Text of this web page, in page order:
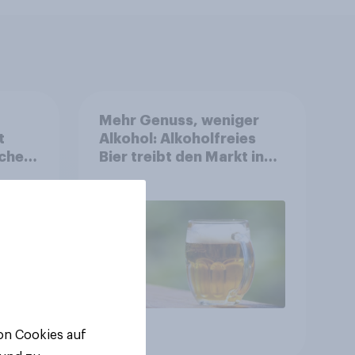
Mehr Genuss, weniger
Alkohol: Alkoholfreies
Bier treibt den Markt in
Cookies auf